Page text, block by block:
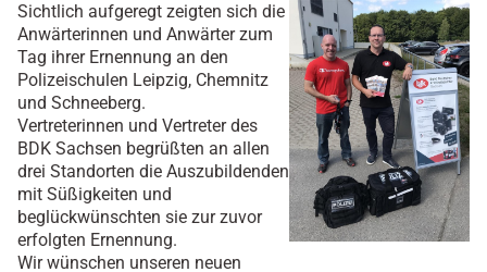
Sichtlich aufgeregt zeigten sich die
Anwärterinnen und Anwärter zum
Tag ihrer Ernennung an den
Polizeischulen Leipzig, Chemnitz
und Schneeberg.
Vertreterinnen und Vertreter des
BDK Sachsen begrüßten an allen
drei Standorten die Auszubildenden
mit Süßigkeiten und
beglückwünschten sie zur zuvor
erfolgten Ernennung.
Wir wünschen unseren neuen